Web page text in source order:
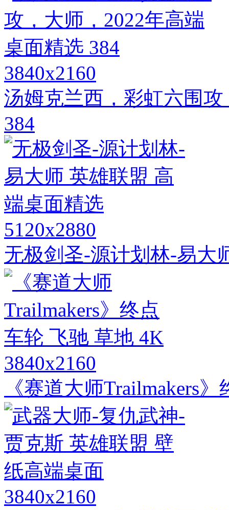
3840x2160
汤姆克兰西，彩虹六围
384
5120x2880
无极剑圣-源计划林-易大
3840x2160
《赛道大师Trailmakers
3840x2160